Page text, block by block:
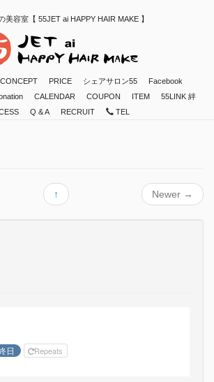
美容室【 55JET ai HAPPY HAIR MAKE 】
CONCEPT PRICE シェアサロン55
Facebook
CALENDAR COUPON ITEM
55LINK 絆
Q & A RECRUIT TEL
↑ Newer →
日 Repeats